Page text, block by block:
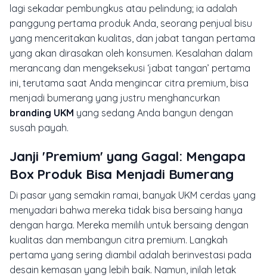
lagi sekadar pembungkus atau pelindung; ia adalah
panggung pertama produk Anda, seorang penjual bisu
yang menceritakan kualitas, dan jabat tangan pertama
yang akan dirasakan oleh konsumen. Kesalahan dalam
merancang dan mengeksekusi ‘jabat tangan’ pertama
ini, terutama saat Anda mengincar citra premium, bisa
menjadi bumerang yang justru menghancurkan
branding UKM yang sedang Anda bangun dengan
susah payah.
Janji 'Premium' yang Gagal: Mengapa
Box Produk Bisa Menjadi Bumerang
Di pasar yang semakin ramai, banyak UKM cerdas yang
menyadari bahwa mereka tidak bisa bersaing hanya
dengan harga. Mereka memilih untuk bersaing dengan
kualitas dan membangun citra premium. Langkah
pertama yang sering diambil adalah berinvestasi pada
desain kemasan yang lebih baik. Namun, inilah letak